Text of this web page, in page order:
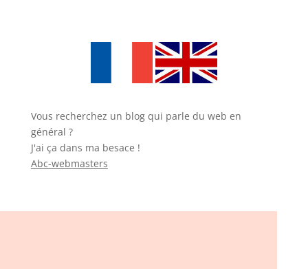
Vous recherchez un blog qui parle du web en
général ?
J'ai ça dans ma besace !
Abc-webmasters